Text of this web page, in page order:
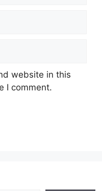
website in this
I comment.